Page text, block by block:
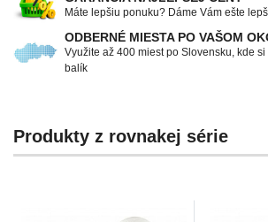
Máte lepšiu ponuku? Dáme Vám ešte
ODBERNÉ MIESTA PO VAŠOM
Využite až 400 miest po Slovensku, kde
balík
Produkty z rovnakej série